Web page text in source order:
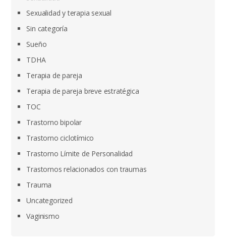
Sexualidad y terapia sexual
Sin categoría
Sueño
TDHA
Terapia de pareja
Terapia de pareja breve estratégica
TOC
Trastorno bipolar
Trastorno ciclotímico
Trastorno Límite de Personalidad
Trastornos relacionados con traumas
Trauma
Uncategorized
Vaginismo